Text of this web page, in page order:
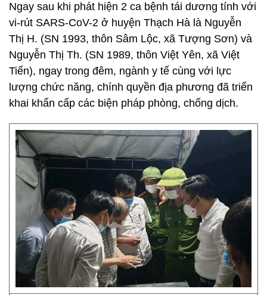
Ngay sau khi phát hiện 2 ca bệnh tái dương tính với
vi-rút SARS-CoV-2 ở huyện Thạch Hà là Nguyễn
Thị H. (SN 1993, thôn Sâm Lộc, xã Tượng Sơn) và
Nguyễn Thị Th. (SN 1989, thôn Việt Yên, xã Việt
Tiến), ngay trong đêm, ngành y tế cùng với lực
lượng chức năng, chính quyền địa phương đã triển
khai khẩn cấp các biện pháp phòng, chống dịch.